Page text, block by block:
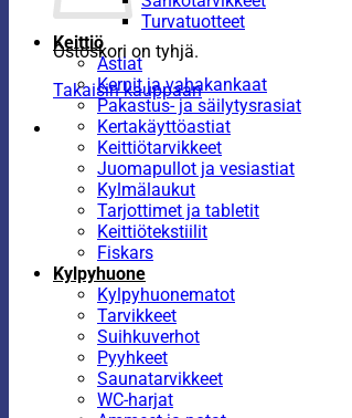
Ostoskori on tyhjä.
Takaisin kauppaan
Turvatuotteet
Keittiö
Astiat
Kernit ja vahakankaat
Pakastus- ja säilytysrasiat
Kertakäyttöastiat
Keittiötarvikkeet
Juomapullot ja vesiastiat
Kylmälaukut
Tarjottimet ja tabletit
Keittiötekstiilit
Fiskars
Kylpyhuone
Kylpyhuonematot
Tarvikkeet
Suihkuverhot
Pyyhkeet
Saunatarvikkeet
WC-harjat